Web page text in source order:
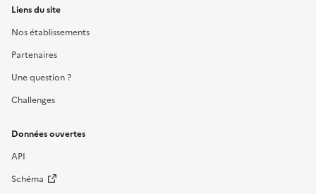
Liens du site
Nos établissements
Partenaires
Une question ?
Challenges
Données ouvertes
API
Schéma